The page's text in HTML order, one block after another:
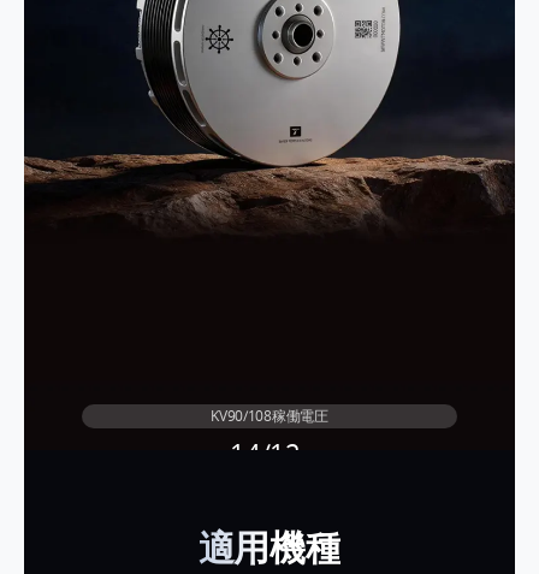
KV90/108稼働電圧
14/12
16~18
適用機種